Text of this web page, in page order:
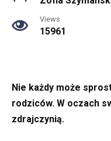
Views
15961
Nie każdy może
rodziców. W oczach
zdrajczynią.